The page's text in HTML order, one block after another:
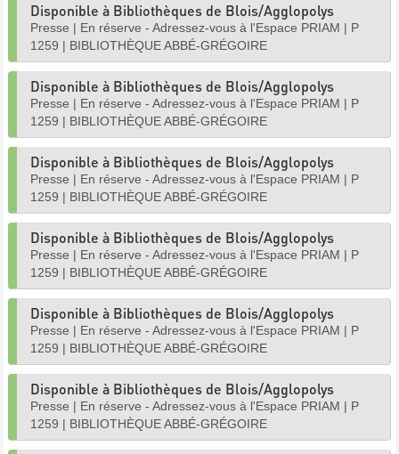
Disponible à Bibliothèques de Blois/Agglopolys
Presse | En réserve - Adressez-vous à l'Espace PRIAM | P
1259 | BIBLIOTHÈQUE ABBÉ-GRÉGOIRE
Disponible à Bibliothèques de Blois/Agglopolys
Presse | En réserve - Adressez-vous à l'Espace PRIAM | P
1259 | BIBLIOTHÈQUE ABBÉ-GRÉGOIRE
Disponible à Bibliothèques de Blois/Agglopolys
Presse | En réserve - Adressez-vous à l'Espace PRIAM | P
1259 | BIBLIOTHÈQUE ABBÉ-GRÉGOIRE
Disponible à Bibliothèques de Blois/Agglopolys
Presse | En réserve - Adressez-vous à l'Espace PRIAM | P
1259 | BIBLIOTHÈQUE ABBÉ-GRÉGOIRE
Disponible à Bibliothèques de Blois/Agglopolys
Presse | En réserve - Adressez-vous à l'Espace PRIAM | P
1259 | BIBLIOTHÈQUE ABBÉ-GRÉGOIRE
Disponible à Bibliothèques de Blois/Agglopolys
Presse | En réserve - Adressez-vous à l'Espace PRIAM | P
1259 | BIBLIOTHÈQUE ABBÉ-GRÉGOIRE